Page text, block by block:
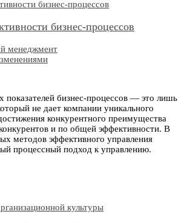
бизнес-процессов
менеджмент
бизнес-процессов — это лишь
не дает компании уникального
конкурентного преимущества
и по общей эффективности. В
методов эффективного управления
процессный подход к управлению.